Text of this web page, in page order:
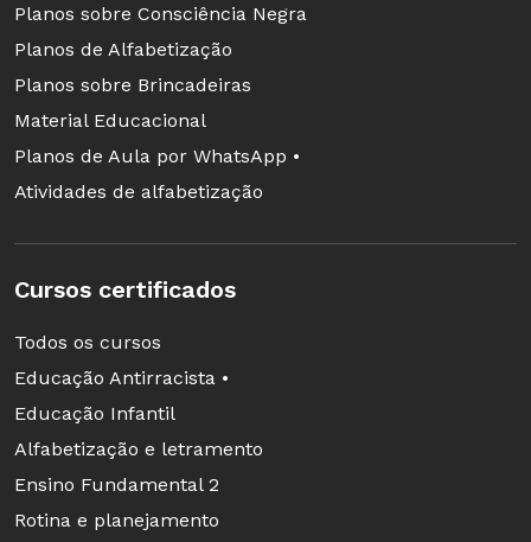
Planos sobre Consciência Negra
Planos de Alfabetização
Planos sobre Brincadeiras
Material Educacional
Planos de Aula por WhatsApp •
Atividades de alfabetização
Cursos certificados
Todos os cursos
Educação Antirracista •
Educação Infantil
Alfabetização e letramento
Ensino Fundamental 2
Rotina e planejamento